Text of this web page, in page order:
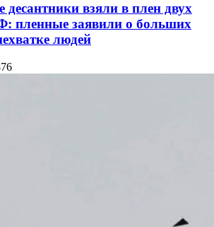
десантники взяли в плен двух
пленные заявили о больших
людей